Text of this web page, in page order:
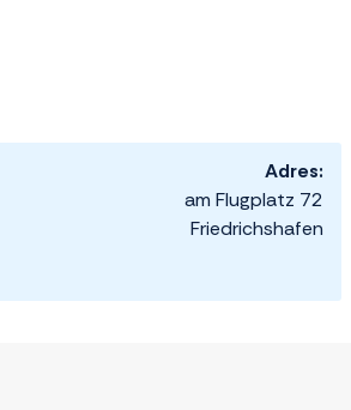
Adres:
am Flugplatz 72
Friedrichshafen